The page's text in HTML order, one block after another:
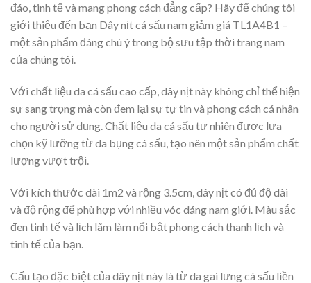
đáo, tinh tế và mang phong cách đẳng cấp? Hãy để chúng tôi
giới thiệu đến bạn Dây nịt cá sấu nam giảm giá TL1A4B1 –
một sản phẩm đáng chú ý trong bộ sưu tập thời trang nam
của chúng tôi.
Với chất liệu da cá sấu cao cấp, dây nịt này không chỉ thể hiện
sự sang trọng mà còn đem lại sự tự tin và phong cách cá nhân
cho người sử dụng. Chất liệu da cá sấu tự nhiên được lựa
chọn kỹ lưỡng từ da bụng cá sấu, tạo nên một sản phẩm chất
lượng vượt trội.
Với kích thước dài 1m2 và rộng 3.5cm, dây nịt có đủ độ dài
và độ rộng để phù hợp với nhiều vóc dáng nam giới. Màu sắc
đen tinh tế và lịch lãm làm nổi bật phong cách thanh lịch và
tinh tế của bạn.
Cấu tạo đặc biệt của dây nịt này là từ da gai lưng cá sấu liền